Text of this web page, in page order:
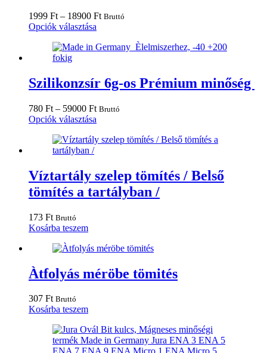
1999 Ft – 18900 FtÁrtartomány:
18900 Ft
Bruttó
Opciók választása
terméknek
van.
A
a
termékoldalon
ki
Szilikonzsír 6g-os Prémium minőség
780 Ft – 59000 FtÁrtartomány:
59000 Ft
Bruttó
Opciók választása
terméknek
van.
A
változatok
Víztartály szelep tömítés / Belső
tömítés a tartályban /
173 Ft Bruttó
Kosárba teszem
Àtfolyás méröbe tömités
307 Ft Bruttó
Kosárba teszem